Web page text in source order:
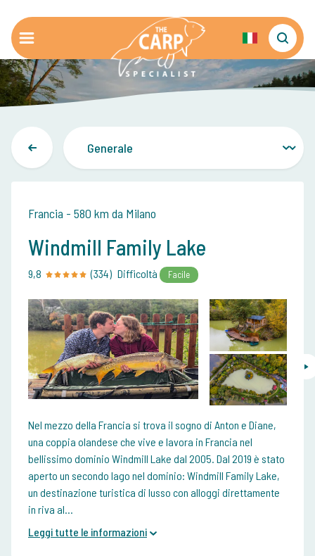
Francia - 580 km da Milano
Windmill Family Lake
9,8 (334) Difficoltà Facile
Nel mezzo della Francia si trova il sogno di Anton e Diane,
una coppia olandese che vive e lavora in Francia nel
bellissimo dominio Windmill Lake dal 2005. Dal 2019 è stato
aperto un secondo lago nel dominio: Windmill Family Lake,
un destinazione turistica di lusso con alloggi direttamente
in riva al...
Leggi tutte le informazioni